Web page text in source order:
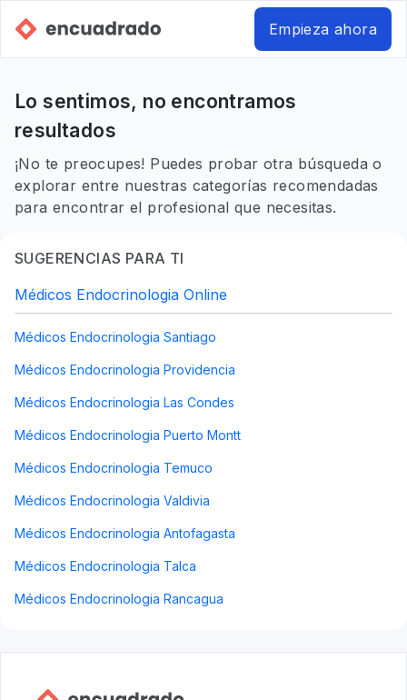
Empieza ahora
Lo sentimos, no encontramos
resultados
¡No te preocupes! Puedes probar otra búsqueda o
explorar entre nuestras categorías recomendadas
para encontrar el profesional que necesitas.
SUGERENCIAS PARA TI
Médicos Endocrinologia Online
Médicos Endocrinologia Santiago
Médicos Endocrinologia Providencia
Médicos Endocrinologia Las Condes
Médicos Endocrinologia Puerto Montt
Médicos Endocrinologia Temuco
Médicos Endocrinologia Valdivia
Médicos Endocrinologia Antofagasta
Médicos Endocrinologia Talca
Médicos Endocrinologia Rancagua